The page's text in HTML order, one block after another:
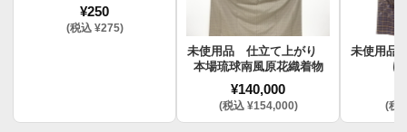
¥250
(税込 ¥275)
未使用品 仕立て上がり
本場琉球南風原花織着物
¥140,000
(税込 ¥154,000)
未使用品
(税